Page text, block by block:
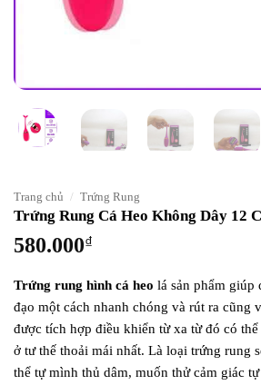
Trang chủ / Trứng Rung
Trứng Rung Cá Heo Không Dây 12
580.000₫
Trứng rung hình cá heo lá sản phẩm giúp
đạo một cách nhanh chóng và rút ra cũng
được tích hợp điều khiển từ xa từ đó có thể
ở tư thế thoải mái nhất. Là loại trứng rung
thể tự mình thủ dâm, muốn thử cảm giác